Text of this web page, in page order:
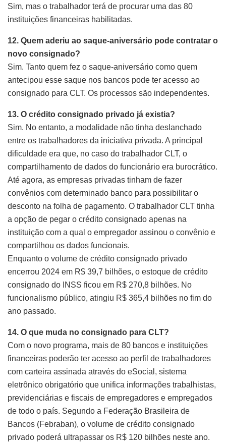
Sim, mas o trabalhador terá de procurar uma das 80
instituições financeiras habilitadas.
12. Quem aderiu ao saque-aniversário pode contratar o
novo consignado?
Sim. Tanto quem fez o saque-aniversário como quem
antecipou esse saque nos bancos pode ter acesso ao
consignado para CLT. Os processos são independentes.
13. O crédito consignado privado já existia?
Sim. No entanto, a modalidade não tinha deslanchado
entre os trabalhadores da iniciativa privada. A principal
dificuldade era que, no caso do trabalhador CLT, o
compartilhamento de dados do funcionário era burocrático.
Até agora, as empresas privadas tinham de fazer
convênios com determinado banco para possibilitar o
desconto na folha de pagamento. O trabalhador CLT tinha
a opção de pegar o crédito consignado apenas na
instituição com a qual o empregador assinou o convênio e
compartilhou os dados funcionais.
Enquanto o volume de crédito consignado privado
encerrou 2024 em R$ 39,7 bilhões, o estoque de crédito
consignado do INSS ficou em R$ 270,8 bilhões. No
funcionalismo público, atingiu R$ 365,4 bilhões no fim do
ano passado.
14. O que muda no consignado para CLT?
Com o novo programa, mais de 80 bancos e instituições
financeiras poderão ter acesso ao perfil de trabalhadores
com carteira assinada através do eSocial, sistema
eletrônico obrigatório que unifica informações trabalhistas,
previdenciárias e fiscais de empregadores e empregados
de todo o país. Segundo a Federação Brasileira de
Bancos (Febraban), o volume de crédito consignado
privado poderá ultrapassar os R$ 120 bilhões neste ano.